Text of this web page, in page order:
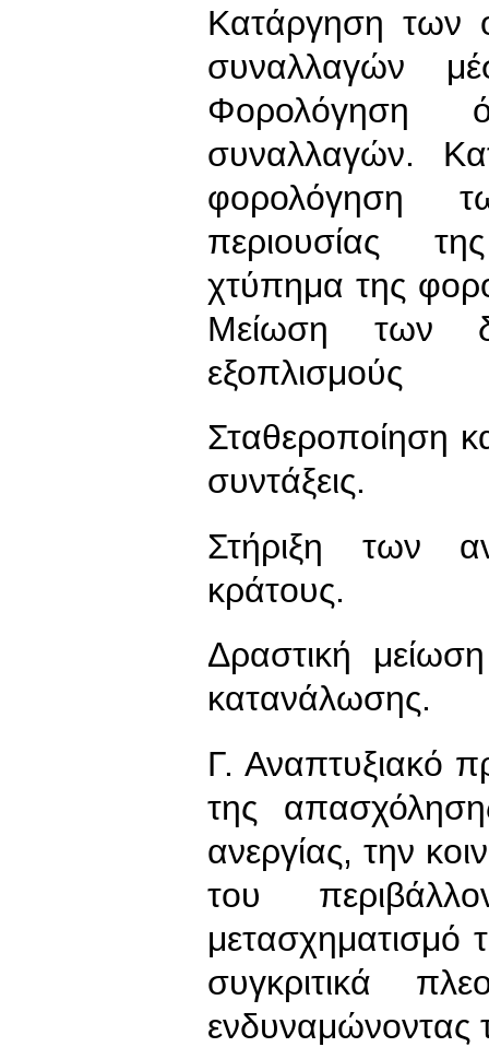
Κατάργηση των
συναλλαγών
Φορολόγηση
συναλλαγών.
φορολόγηση
περιουσίας
χτύπημα της
Μείωση των
εξοπλισμούς
Σταθεροποίηση
συντάξεις.
Στήριξη των
κράτους.
Δραστική
κατανάλωσης.
Γ. Αναπτυξιακό
της
ανεργίας, την
του
μετασχηματισμό
συγκριτικά
ενδυναμώνοντας